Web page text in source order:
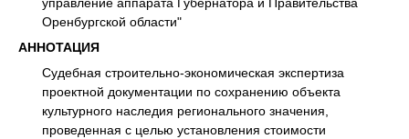
Оренбургской области"
АННОТАЦИЯ
Судебная строительно-экономическая экспертиза
проектной документации по сохранению объекта
культурного наследия регионального значения,
проведенная с целью установления стоимости